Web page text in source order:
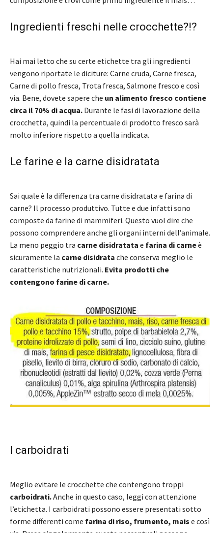
Ingredienti freschi nelle crocchette?!?
Hai mai letto che su certe etichette tra gli ingredienti
vengono riportate le diciture: Carne cruda, Carne fresca,
Carne di pollo fresca, Trota fresca, Salmone fresco e così
via. Bene, dovete sapere che un alimento fresco contiene
circa il 70% di acqua. Durante le fasi di lavorazione della
crocchetta, quindi la percentuale di prodotto fresco sarà
molto inferiore rispetto a quella indicata.
Le farine e la carne disidratata
Sai quale è la differenza tra carne disidratata e farina di
carne? Il processo produttivo. Tutte e due infatti sono
composte da farine di mammiferi. Questo vuol dire che
possono comprendere anche gli organi interni dell’animale.
La meno peggio tra carne disidratata e farina di carneè
sicuramente la carne disidrata che conserva meglio le
caratteristiche nutrizionali. Evita prodotti che
contengono farine di carne.
I carboidrati
Meglio evitare le crocchette che contengono troppi
carboidrati.Anche in questo caso, leggi con attenzione
l’etichetta. I carboidrati possono essere presentati sotto
forme differenti come farina di riso, frumento, mais e così